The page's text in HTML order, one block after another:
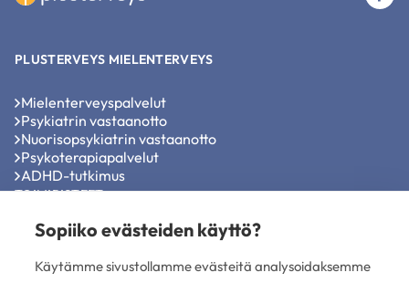
PLUSTERVEYS MIELENTERVEYS
Mielenterveyspalvelut
Psykiatrin vastaanotto
Nuorisopsykiatrin vastaanotto
Psykoterapiapalvelut
ADHD-tutkimus
TOIMIPISTEET
Psykiatrit ja psykoterapeutit Helsinki
Psykiatrit ja psykoterapeutit Tampere
Sopiiko evästeiden käyttö?
Käytämme sivustollamme evästeitä analysoidaksemme